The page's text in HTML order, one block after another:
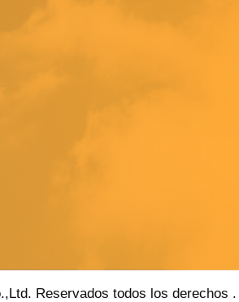
Reservados todos los derechos .